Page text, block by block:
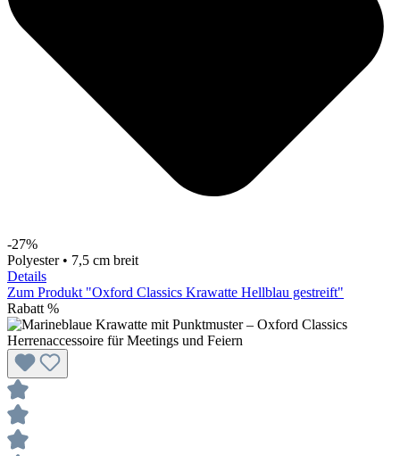
-27%
Polyester • 7,5 cm breit
Details
Zum Produkt "Oxford Classics Krawatte Hellblau gestreift"
Rabatt %